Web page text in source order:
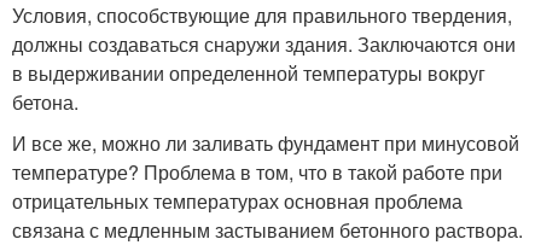
Условия, способствующие для правильного твердения,
должны создаваться снаружи здания. Заключаются они
в выдерживании определенной температуры вокруг
бетона.
И все же, можно ли заливать фундамент при минусовой
температуре? Проблема в том, что в такой работе при
отрицательных температурах основная проблема
связана с медленным застыванием бетонного раствора.